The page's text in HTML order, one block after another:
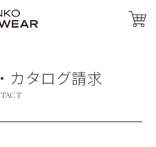
カタログ請求